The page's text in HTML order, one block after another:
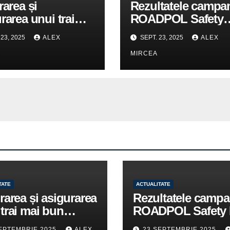
și
unui trai
pentru
romi,
pentru
publice
2025 ALEX
Rezultatele
ROADPOL Safety
Days – o zi fără
în trafic
SEPT. 23, 2025 ALEX
MIRCEA
și asigurarea
mai bun
cetățenii romi,
ACTUALITATE
Rezultatele
ROADPOL Safety
– o zi fără decese